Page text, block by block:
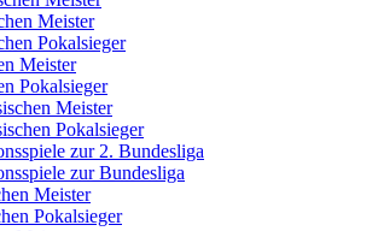
Meister
Pokalsieger
Meister
Pokalsieger
Meister
Pokalsieger
zur 2. Bundesliga
zur Bundesliga
Meister
Pokalsieger